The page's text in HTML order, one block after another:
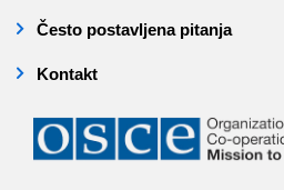
Često postavljena pitanja
Kontakt